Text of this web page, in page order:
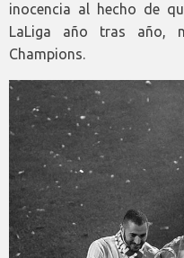
inocencia al hecho de
LaLiga año tras año,
Champions.